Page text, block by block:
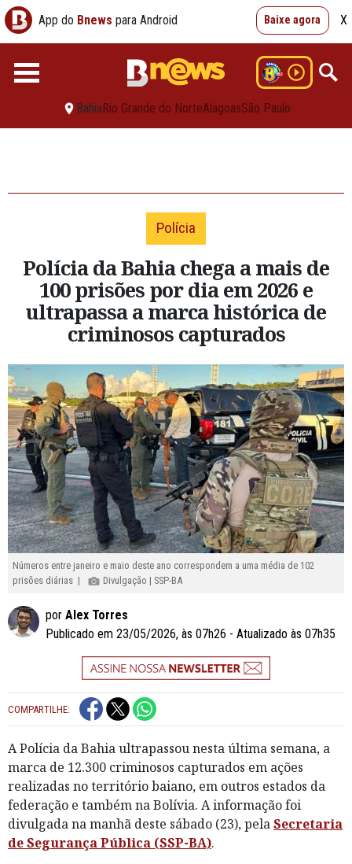
App do Bnews para Android Baixe agora X
BahiaRio Grande do NorteAlagoasSão Paulo
Polícia
Polícia da Bahia chega a mais de
100 prisões por dia em 2026 e
ultrapassa a marca histórica de
criminosos capturados
Números entre janeiro e maio deste ano correspondem a uma média de 102
prisões diárias |
Divulgação | SSP-BA
por Alex Torres
Publicado em 23/05/2026, às 07h26 - Atualizado às 07h35
COMPARTILHE:
A Polícia da Bahia ultrapassou nesta última semana, a
marca de 12.300 criminosos capturados em ações
realizadas no território baiano, em outros estados da
federação e também na Bolívia. A informação foi
divulgada na manhã deste sábado (23), pelaSecretaria
de Segurança Pública (SSP-BA).